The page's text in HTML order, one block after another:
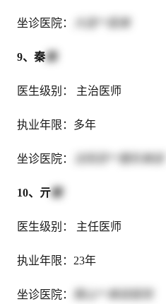
坐诊医院：
9、秦姝
医生级别： 主治医师
执业年限：多年
坐诊医院：
10、亓 敏
医生级别： 主任医师
执业年限：23年
坐诊医院：